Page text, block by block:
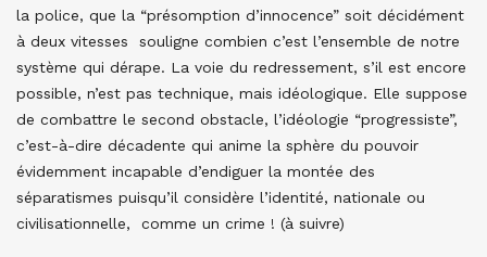
la police, que la “présomption d’innocence” soit décidément
à deux vitesses souligne combien c’est l’ensemble de notre
système qui dérape. La voie du redressement, s’il est encore
possible, n’est pas technique, mais idéologique. Elle suppose
de combattre le second obstacle, l’idéologie “progressiste”,
c’est-à-dire décadente qui anime la sphère du pouvoir
évidemment incapable d’endiguer la montée des
séparatismes puisqu’il considère l’identité, nationale ou
civilisationnelle, comme un crime ! (à suivre)